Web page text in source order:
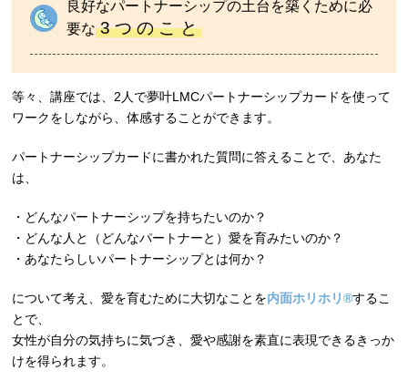
良好なパートナーシップの土台を築くために必
要な3 つ の こ と
等々、講座では、2人で夢叶LMCパートナーシップカードを使って
ワークをしながら、体感することができます。
パートナーシップカードに書かれた質問に答えることで、あなた
は、
・どんなパートナーシップを持ちたいのか？
・どんな人と（どんなパートナーと）愛を育みたいのか？
・あなたらしいパートナーシップとは何か？
について考え、愛を育むために大切なことを内面ホリホリ®︎するこ
とで、
女性が自分の気持ちに気づき、愛や感謝を素直に表現できるきっか
けを得られます。